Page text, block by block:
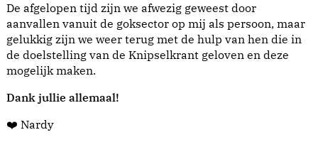
De afgelopen tijd zijn we afwezig geweest door
aanvallen vanuit de goksector op mij als persoon, maar
gelukkig zijn we weer terug met de hulp van hen die in
de doelstelling van de Knipselkrant geloven en deze
mogelijk maken.
Dank jullie allemaal!
❤️ Nardy